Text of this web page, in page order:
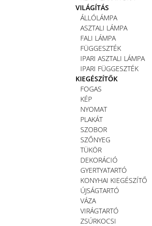
VILÁGÍTÁS
ÁLLÓLÁMPA
ASZTALI LÁMPA
FALI LÁMPA
FÜGGESZTÉK
IPARI ASZTALI LÁMPA
IPARI FÜGGESZTÉK
KIEGÉSZÍTŐK
FOGAS
KÉP
NYOMAT
PLAKÁT
SZOBOR
SZŐNYEG
TÜKÖR
DEKORÁCIÓ
GYERTYATARTÓ
KONYHAI KIEGÉSZÍTŐ
ÚJSÁGTARTÓ
VÁZA
VIRÁGTARTÓ
ZSÚRKOCSI